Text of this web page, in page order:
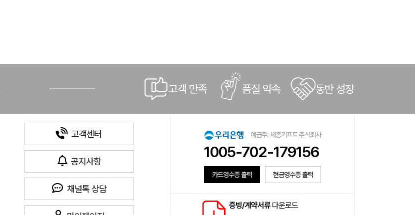
고객 만족 품질 약속 동반 성장
고객센터
공지사항
채널톡 상담
예금주: 세종기프트 주식회사
1005-702-179156
카드영수증 출력 현금영수증 출력
증빙/계약서류다운로드